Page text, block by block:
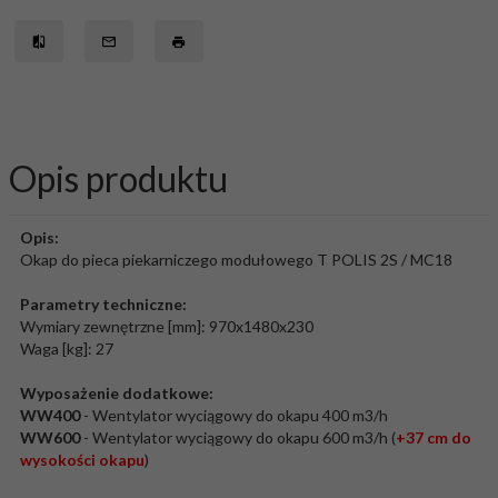
Opis produktu
Opis:
Okap do pieca piekarniczego modułowego T POLIS 2S / MC18
Parametry techniczne:
Wymiary zewnętrzne [mm]: 970x1480x230
Waga [kg]: 27
Wyposażenie dodatkowe:
WW400- Wentylator wyciągowy do okapu 400 m3/h
WW600- Wentylator wyciągowy do okapu 600 m3/h (+37 cm do
wysokości okapu)